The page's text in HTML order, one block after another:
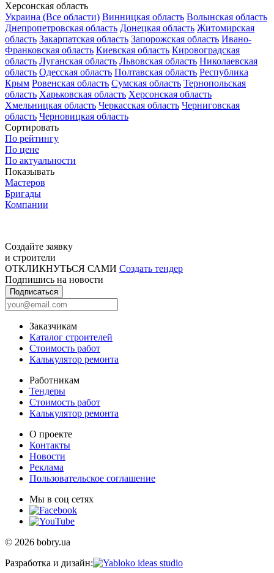
Херсонская область
Украина (Все области) Винницкая область Волынская область
Днепропетровская область Донецкая область Житомирская
область Закарпатская область Запорожская область Ивано-
Франковская область Киевская область Кировоградская
область Луганская область Львовская область Николаевская
область Одесская область Полтавская область Республика
Крым Ровенская область Сумская область Тернопольская
область Харьковская область Херсонская область
Хмельницкая область Черкасская область Черниговская
область Черновицкая область
Сортировать
По рейтингу
По цене
По актуальности
Показывать
Мастеров
Бригады
Компании
Создайте заявку
и строители
ОТКЛИКНУТЬСЯ САМИ Создать тендер
Подпишись на новости
Подписаться
Заказчикам
Каталог строителей
Стоимость работ
Калькулятор ремонта
Работникам
Тендеры
Стоимость работ
Калькулятор ремонта
О проекте
Контакты
Новости
Реклама
Пользовательское соглашение
Мы в соц сетях
© 2026 bobry.ua
Разработка и дизайн: